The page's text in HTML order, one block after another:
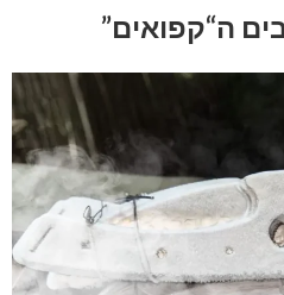
ה“קפואים”